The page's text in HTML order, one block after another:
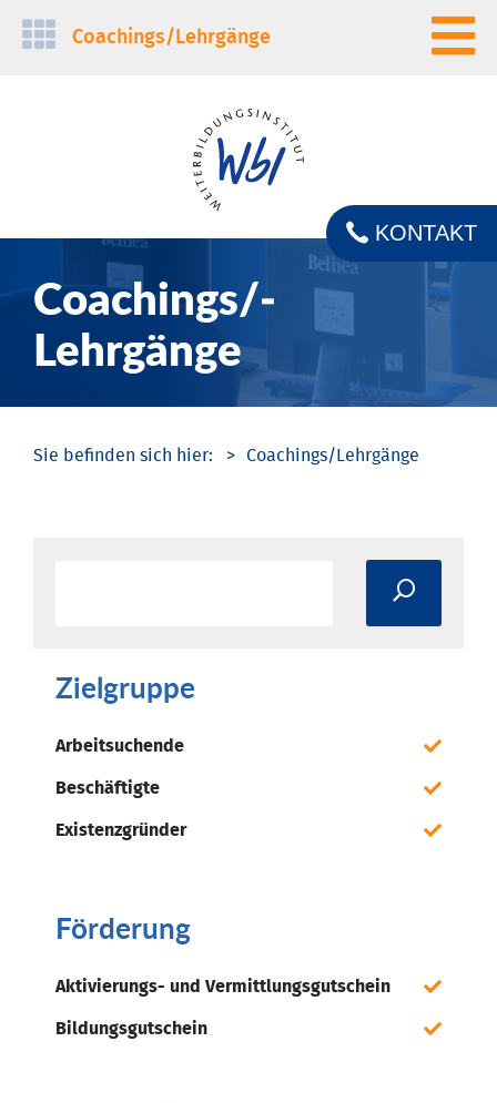
Navigation
Coachings/­Lehrgänge
Coachings/­
Lehrgänge
KONTAKT
Coachings/­Lehrgänge
Zielgruppe
Arbeitsuchende
Beschäftigte
Existenzgründer
Förderung
Aktivierungs- und Vermittlungsgutschein
Bildungsgutschein